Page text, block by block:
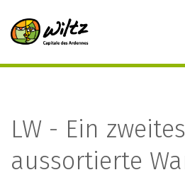
LW - Ein
aussortierte